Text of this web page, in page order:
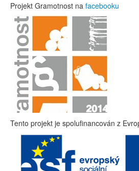
Projekt Gramotnost na facebooku
Tento projekt je spolufinancován z